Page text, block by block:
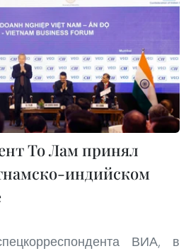
То Лам принял
индийском
ВИА, в